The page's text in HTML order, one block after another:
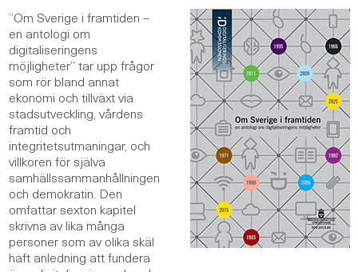
”Om Sverige i framtiden –
en antologi om
digitaliseringens
möjligheter” tar upp frågor
som rör bland annat
ekonomi och tillväxt via
stadsutveckling, vårdens
framtid och
integritetsutmaningar, och
villkoren för själva
samhällssammanhållningen
och demokratin. Den
omfattar sexton kapitel
skrivna av lika många
personer som av olika skäl
haft anledning att fundera